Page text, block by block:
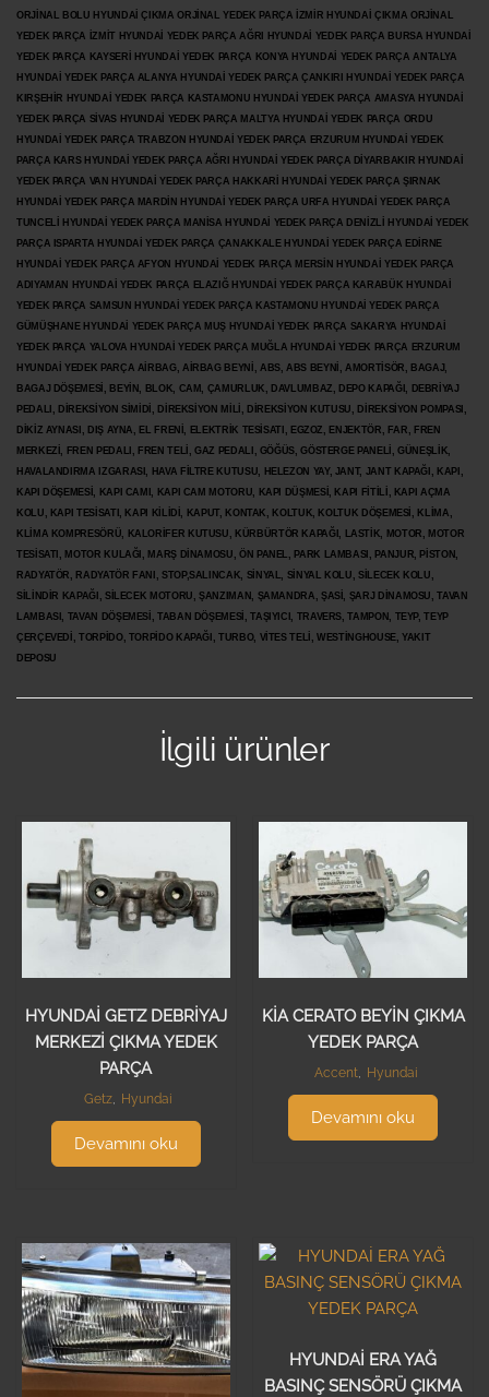
ORJİNAL BOLU HYUNDAİ ÇIKMA ORJİNAL YEDEK PARÇA İZMİR HYUNDAİ ÇIKMA ORJİNAL
YEDEK PARÇA İZMİT HYUNDAİ YEDEK PARÇA AĞRI HYUNDAİ YEDEK PARÇA BURSA HYUNDAİ
YEDEK PARÇA KAYSERİ HYUNDAİ YEDEK PARÇA KONYA HYUNDAİ YEDEK PARÇA ANTALYA
HYUNDAİ YEDEK PARÇA ALANYA HYUNDAİ YEDEK PARÇA ÇANKIRI HYUNDAİ YEDEK PARÇA
KIRŞEHİR HYUNDAİ YEDEK PARÇA KASTAMONU HYUNDAİ YEDEK PARÇA AMASYA HYUNDAİ
YEDEK PARÇA SİVAS HYUNDAİ YEDEK PARÇA MALTYA HYUNDAİ YEDEK PARÇA ORDU
HYUNDAİ YEDEK PARÇA TRABZON HYUNDAİ YEDEK PARÇA ERZURUM HYUNDAİ YEDEK
PARÇA KARS HYUNDAİ YEDEK PARÇA AĞRI HYUNDAİ YEDEK PARÇA DİYARBAKIR HYUNDAİ
YEDEK PARÇA VAN HYUNDAİ YEDEK PARÇA HAKKARİ HYUNDAİ YEDEK PARÇA ŞIRNAK
HYUNDAİ YEDEK PARÇA MARDİN HYUNDAİ YEDEK PARÇA URFA HYUNDAİ YEDEK PARÇA
TUNCELİ HYUNDAİ YEDEK PARÇA MANİSA HYUNDAİ YEDEK PARÇA DENİZLİ HYUNDAİ YEDEK
PARÇA ISPARTA HYUNDAİ YEDEK PARÇA ÇANAKKALE HYUNDAİ YEDEK PARÇA EDİRNE
HYUNDAİ YEDEK PARÇA AFYON HYUNDAİ YEDEK PARÇA MERSİN HYUNDAİ YEDEK PARÇA
ADIYAMAN HYUNDAİ YEDEK PARÇA ELAZIĞ HYUNDAİ YEDEK PARÇA KARABÜK HYUNDAİ
YEDEK PARÇA SAMSUN HYUNDAİ YEDEK PARÇA KASTAMONU HYUNDAİ YEDEK PARÇA
GÜMÜŞHANE HYUNDAİ YEDEK PARÇA MUŞ HYUNDAİ YEDEK PARÇA SAKARYA HYUNDAİ
YEDEK PARÇA YALOVA HYUNDAİ YEDEK PARÇA MUĞLA HYUNDAİ YEDEK PARÇA ERZURUM
HYUNDAİ YEDEK PARÇA AİRBAG, AİRBAG BEYNİ, ABS, ABS BEYNİ, AMORTİSÖR, BAGAJ,
BAGAJ DÖŞEMESİ, BEYİN, BLOK, CAM, ÇAMURLUK, DAVLUMBAZ, DEPO KAPAĞI, DEBRİYAJ
PEDALI, DİREKSİYON SİMİDİ, DİREKSİYON MİLİ, DİREKSİYON KUTUSU, DİREKSİYON POMPASI,
DİKİZ AYNASI, DIŞ AYNA, EL FRENİ, ELEKTRİK TESİSATI, EGZOZ, ENJEKTÖR, FAR, FREN
MERKEZİ, FREN PEDALI, FREN TELİ, GAZ PEDALI, GÖĞÜS, GÖSTERGE PANELİ, GÜNEŞLİK,
HAVALANDIRMA IZGARASI, HAVA FİLTRE KUTUSU, HELEZON YAY, JANT, JANT KAPAĞI, KAPI,
KAPI DÖŞEMESİ, KAPI CAMI, KAPI CAM MOTORU, KAPI DÜŞMESİ, KAPI FİTİLİ, KAPI AÇMA
KOLU, KAPI TESİSATI, KAPI KİLİDİ, KAPUT, KONTAK, KOLTUK, KOLTUK DÖŞEMESİ, KLİMA,
KLİMA KOMPRESÖRÜ, KALORİFER KUTUSU, KÜRBÜRTÖR KAPAĞI, LASTİK, MOTOR, MOTOR
TESİSATI, MOTOR KULAĞI, MARŞ DİNAMOSU, ÖN PANEL, PARK LAMBASI, PANJUR, PİSTON,
RADYATÖR, RADYATÖR FANI, STOP,SALINCAK, SİNYAL, SİNYAL KOLU, SİLECEK KOLU,
SİLİNDİR KAPAĞI, SİLECEK MOTORU, ŞANZIMAN, ŞAMANDRA, ŞASİ, ŞARJ DİNAMOSU, TAVAN
LAMBASI, TAVAN DÖŞEMESİ, TABAN DÖŞEMESİ, TAŞIYICI, TRAVERS, TAMPON, TEYP, TEYP
ÇERÇEVEDİ, TORPİDO, TORPİDO KAPAĞI, TURBO, VİTES TELİ, WESTİNGHOUSE, YAKIT
DEPOSU
İlgili ürünler
HYUNDAİ GETZ DEBRİYAJ
MERKEZİ ÇIKMA YEDEK
PARÇA
Getz, Hyundai
Devamını oku
KİA CERATO BEYİN ÇIKMA
YEDEK PARÇA
Accent, Hyundai
Devamını oku
HYUNDAİ ERA YAĞ
BASINÇ SENSÖRÜ ÇIKMA